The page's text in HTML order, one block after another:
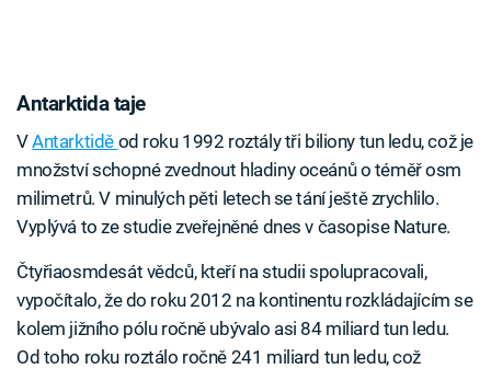
Antarktida taje
VAntarktidě od roku 1992 roztály tři biliony tun ledu, což je
množství schopné zvednout hladiny oceánů o téměř osm
milimetrů. V minulých pěti letech se tání ještě zrychlilo.
Vyplývá to ze studie zveřejněné dnes v časopise Nature.
Čtyřiaosmdesát vědců, kteří na studii spolupracovali,
vypočítalo, že do roku 2012 na kontinentu rozkládajícím se
kolem jižního pólu ročně ubývalo asi 84 miliard tun ledu.
Od toho roku roztálo ročně 241 miliard tun ledu, což